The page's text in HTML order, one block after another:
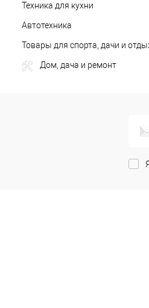
Техника для кухни
Автотехника
Товары для спорта, дачи и
Дом, дача и ремонт